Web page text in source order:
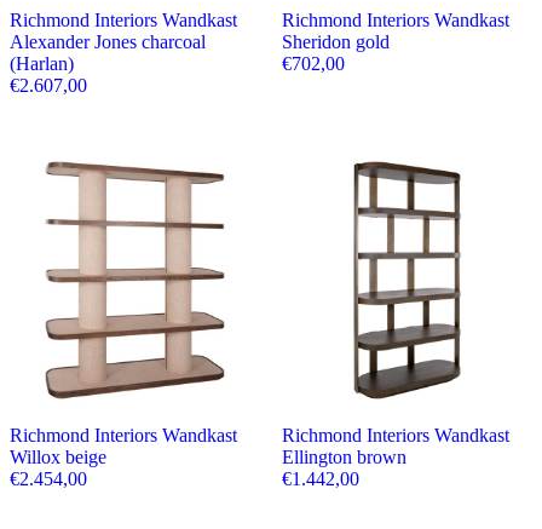
Richmond Interiors Wandkast
Alexander Jones charcoal
(Harlan)
€2.607,00
Richmond Interiors Wandkast
Sheridon gold
€702,00
Richmond Interiors Wandkast
Willox beige
€2.454,00
Richmond Interiors Wandkast
Ellington brown
€1.442,00